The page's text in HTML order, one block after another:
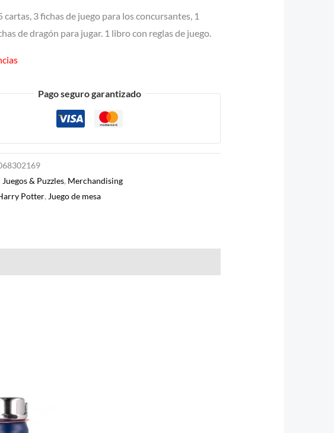
cartas, 3 fichas de juego para los concursantes, 1
de dragón para jugar. 1 libro con reglas de juego.
Pago seguro garantizado
Juegos & Puzzles, Merchandising
Potter, Juego de mesa